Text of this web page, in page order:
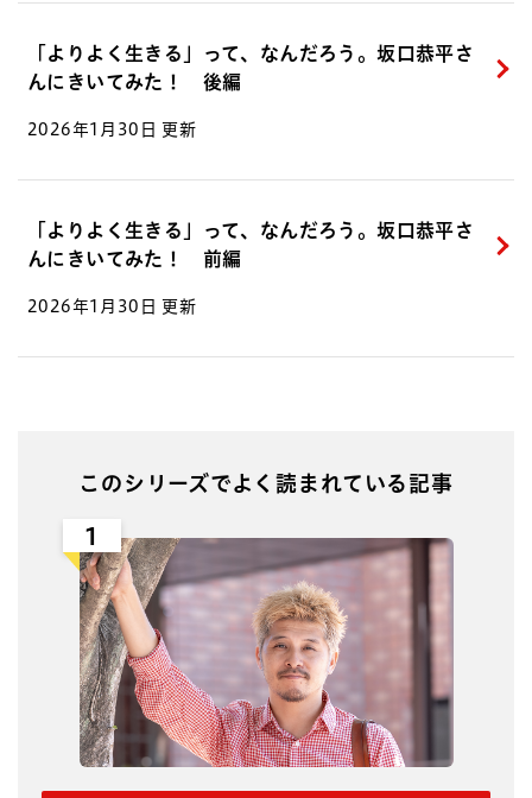
「よりよく生きる」って、なんだろう。坂口恭平さ
んにきいてみた！ 後編
2026年1月30日 更新
「よりよく生きる」って、なんだろう。坂口恭平さ
んにきいてみた！ 前編
2026年1月30日 更新
このシリーズでよく読まれている記事
1